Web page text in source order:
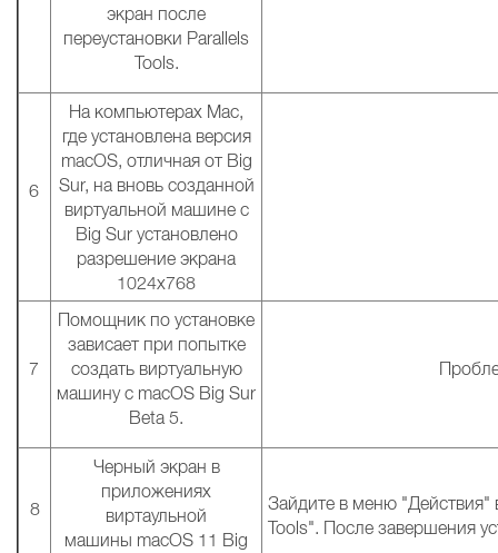
экран после
переустановки Parallels
Tools.
6
На компьютерах Mac,
где установлена версия
macOS, отличная от Big
Sur, на вновь созданной
виртуальной машине с
Big Sur установлено
разрешение экрана
1024х768
7
Помощник по установке
зависает при попытке
создать виртуальную
машину с macOS Big Sur
Beta 5.
8
Черный экран в
приложениях
виртаульной
машины macOS 11 Big
Зайдите в меню "Действия"
Tools". После завершения